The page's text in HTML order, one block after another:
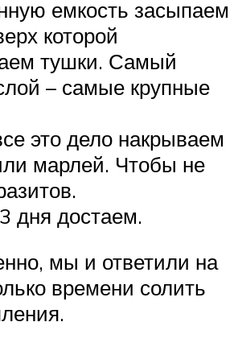
емкость засыпаем
которой
тушки. Самый
– самые крупные
это дело накрываем
марлей. Чтобы не
дня достаем.
мы и ответили на
времени солить